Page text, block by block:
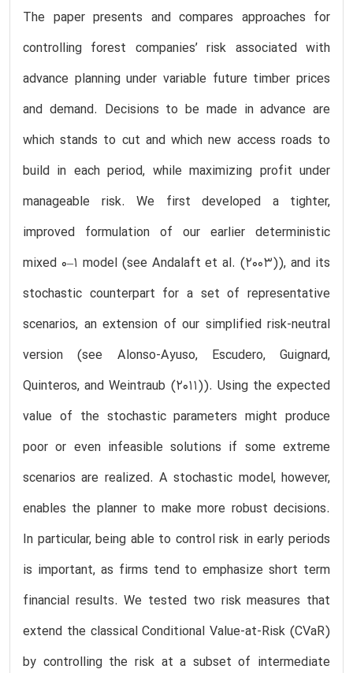
The paper presents and compares approaches for
controlling forest companies’ risk associated with
advance planning under variable future timber prices
and demand. Decisions to be made in advance are
which stands to cut and which new access roads to
build in each period, while maximizing profit under
manageable risk. We first developed a tighter,
improved formulation of our earlier deterministic
mixed 0–1 model (see Andalaft et al. (2003)), and its
stochastic counterpart for a set of representative
scenarios, an extension of our simplified risk-neutral
version (see Alonso-Ayuso, Escudero, Guignard,
Quinteros, and Weintraub (2011)). Using the expected
value of the stochastic parameters might produce
poor or even infeasible solutions if some extreme
scenarios are realized. A stochastic model, however,
enables the planner to make more robust decisions.
In particular, being able to control risk in early periods
is important, as firms tend to emphasize short term
financial results. We tested two risk measures that
extend the classical Conditional Value-at-Risk (CVaR)
by controlling the risk at a subset of intermediate